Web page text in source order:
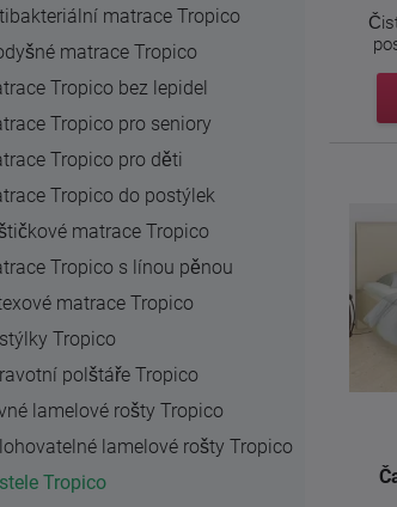
matrace Tropico
matrace Tropico
Tropico bez lepidel
Tropico pro seniory
Tropico pro děti
Tropico do postýlek
matrace Tropico
Tropico s línou pěnou
matrace Tropico
Tropico
polštáře Tropico
lamelové rošty Tropico
lamelové rošty Tropico
Tropico